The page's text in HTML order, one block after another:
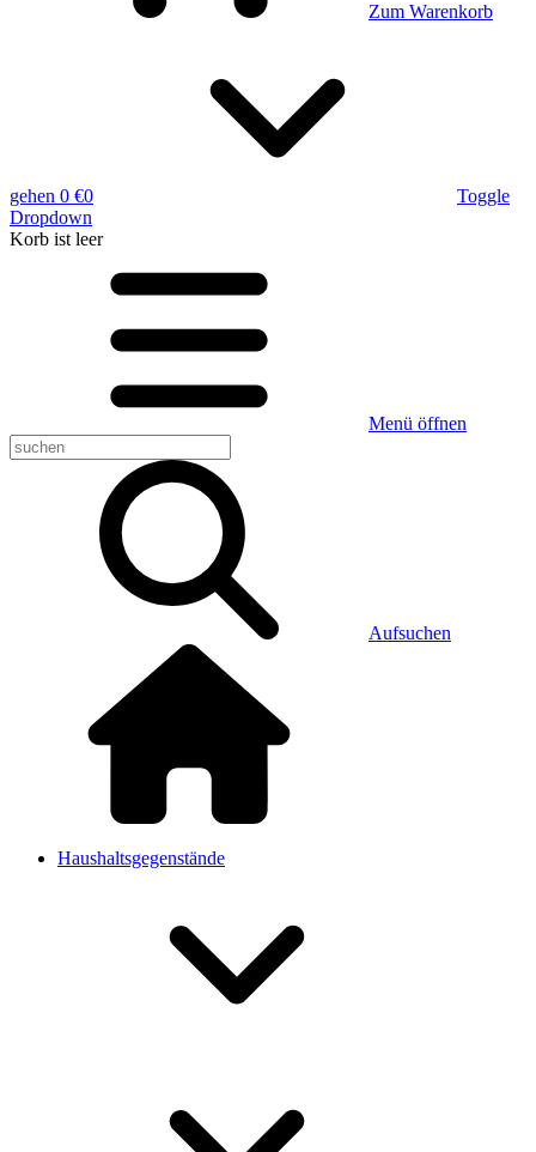
Zum Warenkorb
gehen 0 €0
Toggle
Dropdown
Korb ist leer
Menü öffnen
Aufsuchen
Haushaltsgegenstände